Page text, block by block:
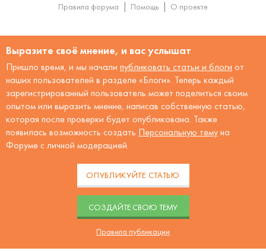
Правила форума Помощь О проекте
Выразите своё мнение, и вас услышат
Пришло время, и мы начали публиковать статьи и блоги от
наших пользователей в разделе «Блоги». Теперь каждый
зарегистрированный пользователь может поделиться своим
опытом или выразить мнение, написав собственную статью,
которая после проверки будет опубликована. Также
появилась возможность создать Персональную тему на
Форуме с личной модерацией.
ОПУБЛИКУЙТЕ СТАТЬЮ
CОЗДАЙТЕ СВОЮ ТЕМУ
Правила публикации